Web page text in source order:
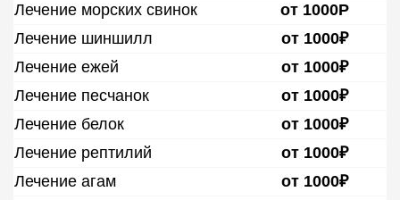
Лечение морских свинок
от 1000Р
Лечение шиншилл
от 1000₽
Лечение ежей
от 1000₽
Лечение песчанок
от 1000₽
Лечение белок
от 1000₽
Лечение рептилий
от 1000₽
Лечение агам
от 1000₽